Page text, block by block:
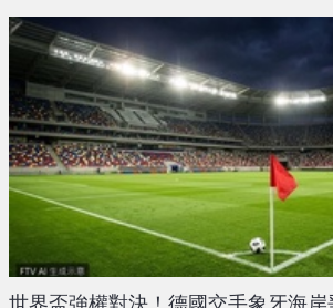
世界盃強權對決！德國交手象牙海